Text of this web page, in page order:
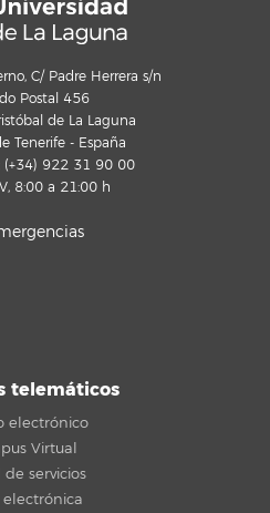
C/ Padre Herrera s/n
Postal 456
de La Laguna
Tenerife - España
(+34) 922 31 90 00
8:00 a 21:00 h
telemáticos
electrónico
Virtual
de servicios
electrónica